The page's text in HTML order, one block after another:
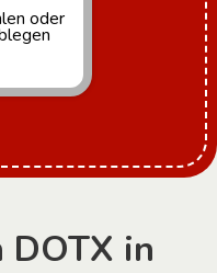
oder
in